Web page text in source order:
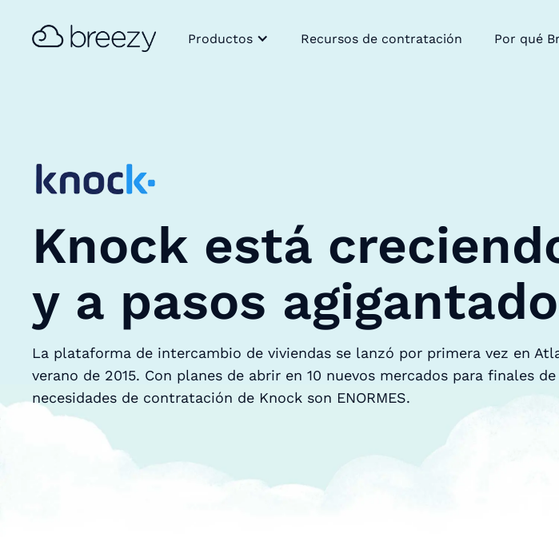
Productos Recursos de contratación Por qué
Knock está
y a pasos
La plataforma de intercambio de viviendas se lanzó por primera vez en
verano de 2015. Con planes de abrir en 10 nuevos mercados para finales
necesidades de contratación de Knock son ENORMES.